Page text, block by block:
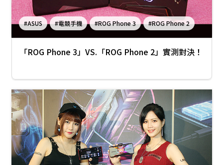
#ASUS #電競手機 #ROG Phone 3 #ROG Phone 2
「ROG Phone 3」VS.「ROG Phone 2」實測對決！